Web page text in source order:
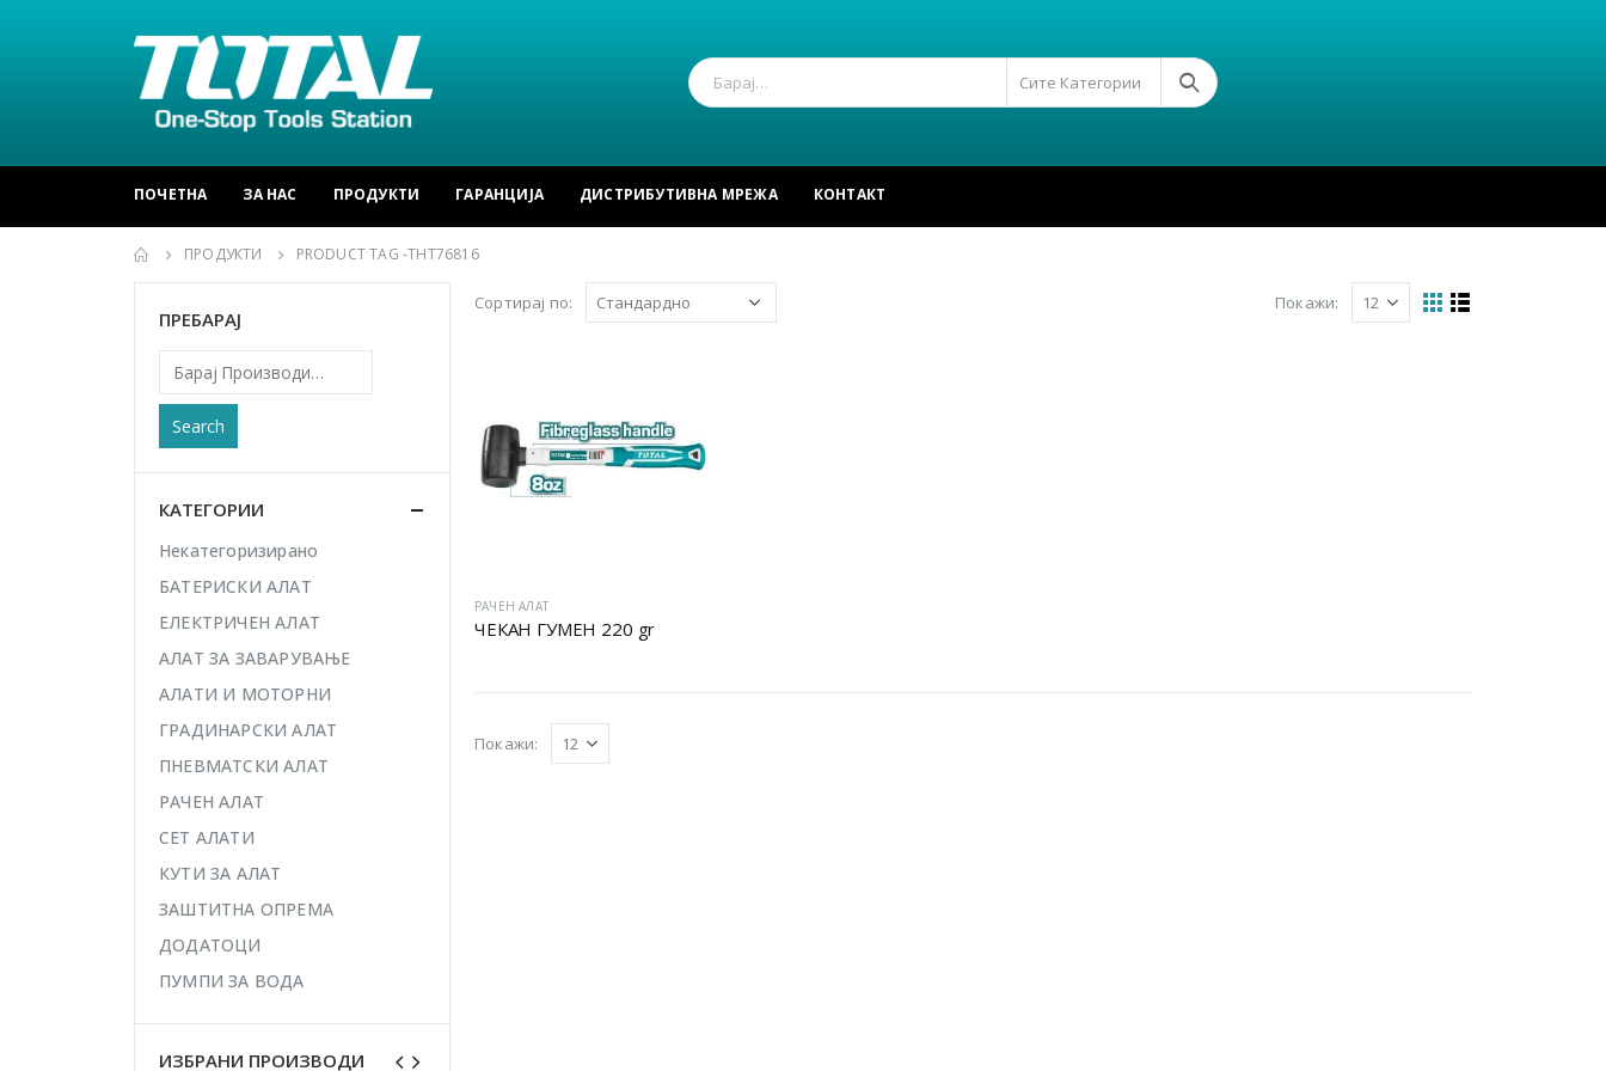
Сите Категории
ПОЧЕТНА ЗА НАС ПРОДУКТИ ГАРАНЦИЈА ДИСТРИБУТИВНА МРЕЖА КОНТАКТ
ПРОДУКТИ PRODUCT TAG -THT76816
Сортирај по: Покажи:
РАЧЕН АЛАТ
ЧЕКАН ГУМЕН 220 gr
Покажи:
ПРЕБАРАЈ
Search
КАТЕГОРИИ
Некатегоризирано
БАТЕРИСКИ АЛАТ
ЕЛЕКТРИЧЕН АЛАТ
АЛАТ ЗА ЗАВАРУВАЊЕ
АЛАТИ И МОТОРНИ
ГРАДИНАРСКИ АЛАТ
ПНЕВМАТСКИ АЛАТ
РАЧЕН АЛАТ
СЕТ АЛАТИ
КУТИ ЗА АЛАТ
ЗАШТИТНА ОПРЕМА
ДОДАТОЦИ
ПУМПИ ЗА ВОДА
ИЗБРАНИ ПРОИЗВОДИ